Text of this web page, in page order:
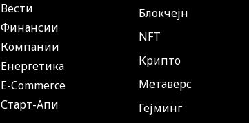
Вести
Финансии
Компании
Енергетика
E-Commerce
Старт-Апи
Блокчејн
NFT
Крипто
Метаверс
Гејминг